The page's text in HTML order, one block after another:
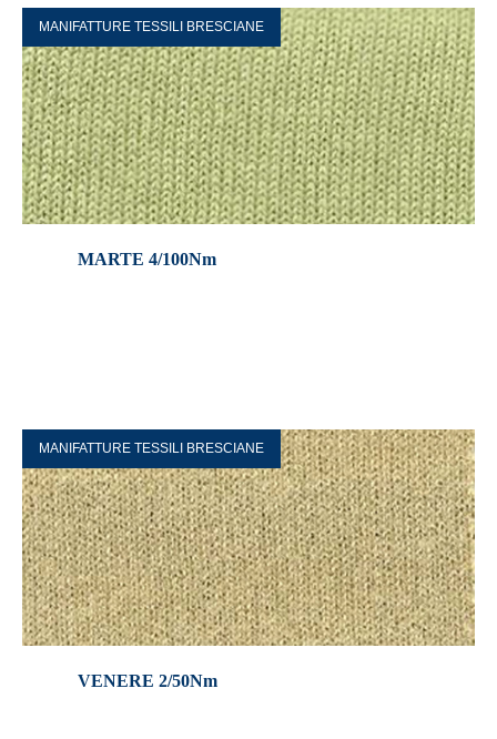
MANIFATTURE TESSILI BRESCIANE
MARTE 4/100Nm
MANIFATTURE TESSILI BRESCIANE
VENERE 2/50Nm